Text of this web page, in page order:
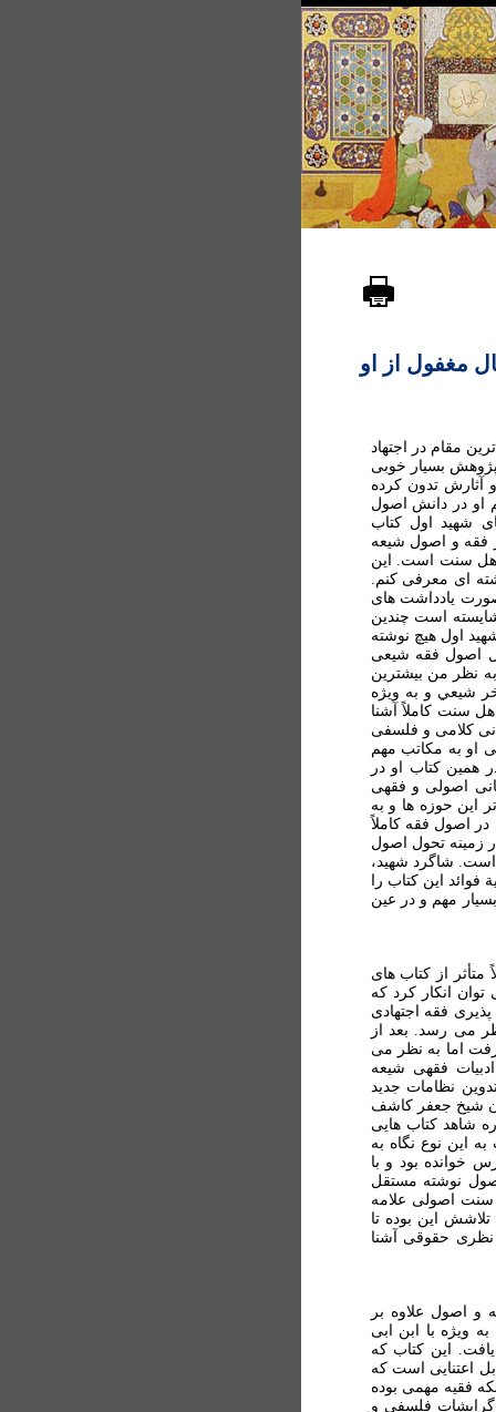
مغفول از او
مقام در اجتهاد
بسیار خوبی
آثارش تدون کرده
او در دانش اصول
شهید اول کتاب
فقه و اصول شیعه
اهل سنت است. این
ای معرفی کنم.
یادداشت های
است چندین
اول هیچ نوشته
اصول فقه شیعی
نظر من بیشترین
شيعي و به ويژه
سنت کاملاً آشنا
کلامی و فلسفی
او به مکاتب مهم
کتاب او در
اصولی و فقهی
این حوزه ها و به
در اصول فقه کاملاً
زمینه تحول اصول
شاگرد شهید،
این کتاب را
مهم و در عین
متأثر از کتاب های
انکار کرد که
فقه اجتهادی
می رسد. بعد از
اما به نظر می
فقهی شیعه
نظامات جدید
شیخ جعفر کاشف
شاهد کتاب هایی
این نوع نگاه به
خوانده بود و با
نوشته مستقل
سنت اصولی علامه
این بوده تا
نظری حقوقی آشنا
و اصول علاوه بر
ویژه با ابن ابی
این کتاب که
اعتنایی است که
فقیه مهمی بوده
گرایشات فلسفی و